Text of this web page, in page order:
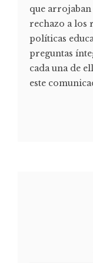
que
rechazo a los
políticas
preguntas
cada una de
este